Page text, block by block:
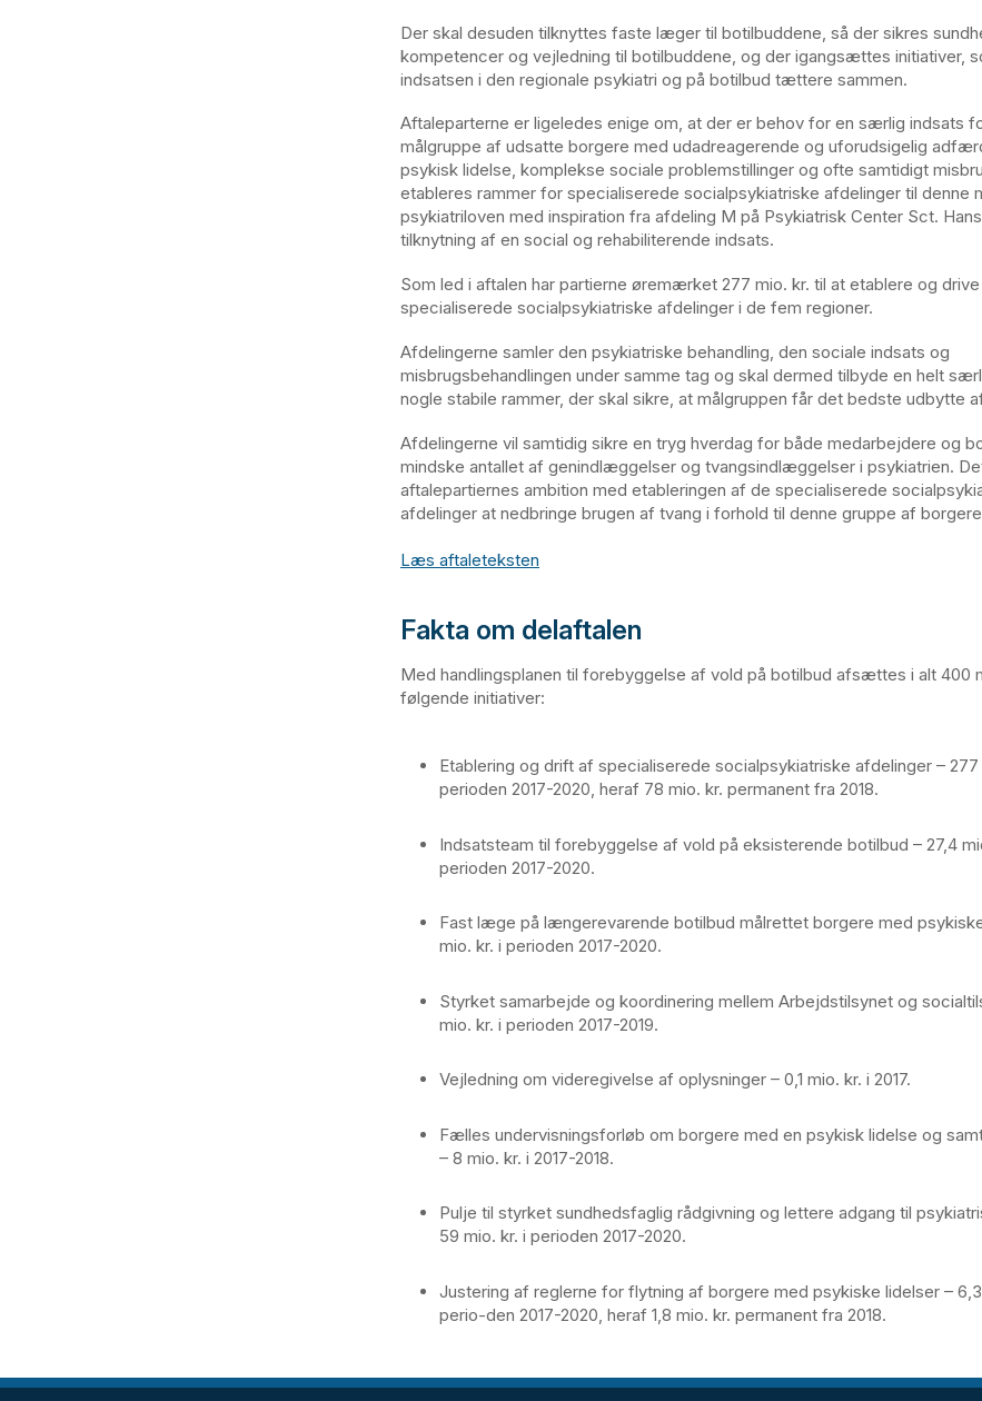
Der skal desuden tilknyttes faste læger til botilbuddene, så der sikres
kompetencer og vejledning til botilbuddene, og der igangsættes initiativer,
indsatsen i den regionale psykiatri og på botilbud tættere sammen.
Aftaleparterne er ligeledes enige om, at der er behov for en særlig indsats
målgruppe af udsatte borgere med udadreagerende og uforudsigelig
psykisk lidelse, komplekse sociale problemstillinger og ofte samtidigt
etableres rammer for specialiserede socialpsykiatriske afdelinger til denne
psykiatriloven med inspiration fra afdeling M på Psykiatrisk Center Sct.
tilknytning af en social og rehabiliterende indsats.
Som led i aftalen har partierne øremærket 277 mio. kr. til at etablere og drive
specialiserede socialpsykiatriske afdelinger i de fem regioner.
Afdelingerne samler den psykiatriske behandling, den sociale indsats og
misbrugsbehandlingen under samme tag og skal dermed tilbyde en helt
nogle stabile rammer, der skal sikre, at målgruppen får det bedste udbytte
Afdelingerne vil samtidig sikre en tryg hverdag for både medarbejdere og
mindske antallet af genindlæggelser og tvangsindlæggelser i psykiatrien.
aftalepartiernes ambition med etableringen af de specialiserede
afdelinger at nedbringe brugen af tvang i forhold til denne gruppe af
Læs aftaleteksten
Fakta om delaftalen
Med handlingsplanen til forebyggelse af vold på botilbud afsættes i alt 400
følgende initiativer:
Etablering og drift af specialiserede socialpsykiatriske afdelinger – 277
perioden 2017-2020, heraf 78 mio. kr. permanent fra 2018.
Indsatsteam til forebyggelse af vold på eksisterende botilbud – 27,4
perioden 2017-2020.
Fast læge på længerevarende botilbud målrettet borgere med
mio. kr. i perioden 2017-2020.
Styrket samarbejde og koordinering mellem Arbejdstilsynet og
mio. kr. i perioden 2017-2019.
Vejledning om videregivelse af oplysninger – 0,1 mio. kr. i 2017.
Fælles undervisningsforløb om borgere med en psykisk lidelse og
– 8 mio. kr. i 2017-2018.
Pulje til styrket sundhedsfaglig rådgivning og lettere adgang til
59 mio. kr. i perioden 2017-2020.
Justering af reglerne for flytning af borgere med psykiske lidelser –
perio-den 2017-2020, heraf 1,8 mio. kr. permanent fra 2018.